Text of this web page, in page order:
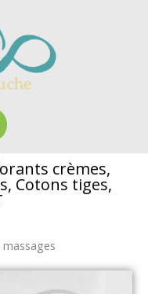
crèmes,
Cotons tiges,